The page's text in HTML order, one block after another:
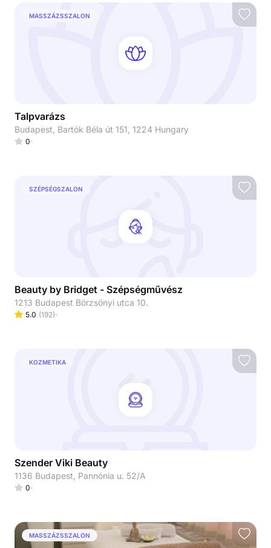
MASSZÁZSSZALON
Talpvarázs
Budapest, Bartók Béla út 151, 1224 Hungary
0
SZÉPSÉGSZALON
Beauty by Bridget - Szépségművész
1213 Budapest Börzsönyi utca 10.
5.0 (192)
KOZMETIKA
Szender Viki Beauty
1136 Budapest, Pannónia u. 52/A
0
MASSZÁZSSZALON